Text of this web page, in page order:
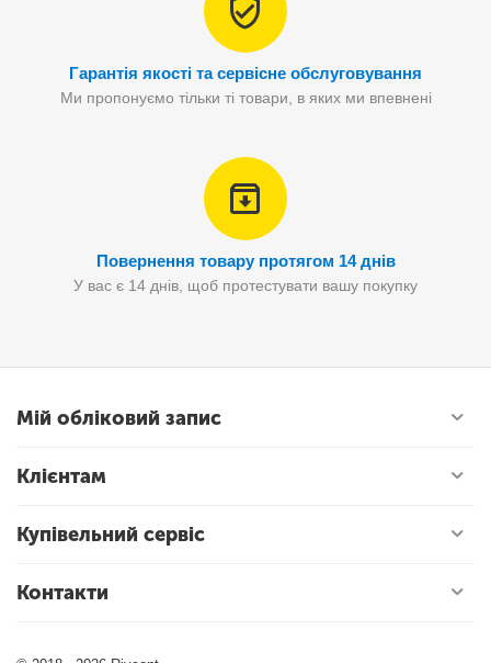
Гарантія якості та сервісне обслуговування
Ми пропонуємо тільки ті товари, в яких ми впевнені
Повернення товару протягом 14 днів
У вас є 14 днів, щоб протестувати вашу покупку
Мій обліковий запис
Клієнтам
Купівельний сервіс
Контакти